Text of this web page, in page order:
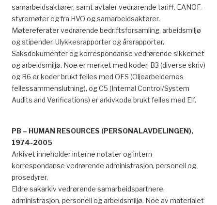
samarbeidsaktører, samt avtaler vedrørende tariff. EANOF-
styremøter og fra HVO og samarbeidsaktører.
Møtereferater vedrørende bedriftsforsamling, arbeidsmiljø
og stipender. Ulykkesrapporter og årsrapporter.
Saksdokumenter og korrespondanse vedrørende sikkerhet
og arbeidsmiljø. Noe er merket med koder, B3 (diverse skriv)
og B6 er koder brukt felles med OFS (Oljearbeidernes
fellessammenslutning), og C5 (Internal Control/System
Audits and Verifications) er arkivkode brukt felles med Elf.
PB – HUMAN RESOURCES (PERSONALAVDELINGEN),
1974-2005
Arkivet inneholder interne notater og intern
korrespondanse vedrørende administrasjon, personell og
prosedyrer.
Eldre sakarkiv vedrørende samarbeidspartnere,
administrasjon, personell og arbeidsmiljø. Noe av materialet